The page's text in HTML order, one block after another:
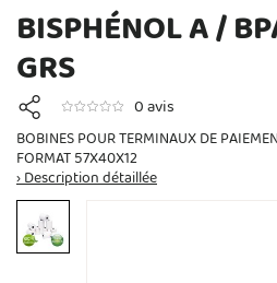
BISPHÉNOL A /
GRS
0 avis
BOBINES POUR TERMINAUX DE
FORMAT 57X40X12
› Description détaillée